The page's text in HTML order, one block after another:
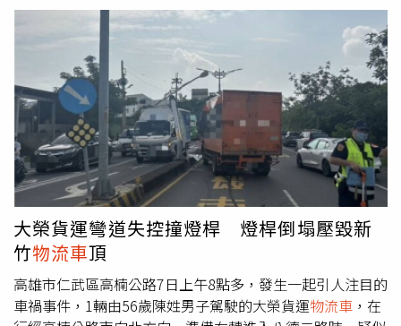
芯及模組廠，2023年動工，今年正式完工且量產，是目前
全台規模最大的鋰鐵電芯生產基地，也剛拿到台灣EEWH黃
金級綠建築認證。 其實台塑創辦人、經營之神王永慶早在
30年前已預見到石油危機，看好新能源會取代化石燃料，
1996年投資美國的電池公司，想研究電動車，但受限於當
時主流鎳氫電池的舊技術，直到2008年接觸到鋰鐵電池與
正極材料的研發，才啟動這場電池大計。 王永慶的女兒王
瑞瑜看著父親的一步一腳印，下決心要好好深耕這領域，花
十幾年磨一劍，且要做的不只是電池芯，下一步是號稱「電
動車聖杯」的固態電池技術，以及回收鋰電池再製的「城市
採礦」。台塑尖端能源2.1GWh電芯及模組廠全程高度自動
化。（圖／陳曼儂攝）CTWANT記者實際開箱這座全台規模
最大的鋰鐵電芯生產基地，這個占地約６公頃、投資逾160
億元的新工廠，預計未來5到9年，會再投入超過400億元買
大榮貨運彎道失控撞燈桿 燈桿倒塌壓毀新
竹物流車頂
高雄市仁武區高楠公路7日上午8點多，發生一起引人注目的
車禍事件，1輛由56歲陳姓男子駕駛的大榮貨運物流車 ，在